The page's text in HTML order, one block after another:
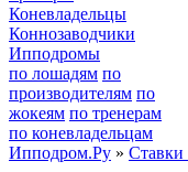
Коневладельцы
Коннозаводчики
Ипподромы
по лошадям по
производителям по
жокеям по тренерам
по коневладельцам
Ипподром.Ру » Ставки